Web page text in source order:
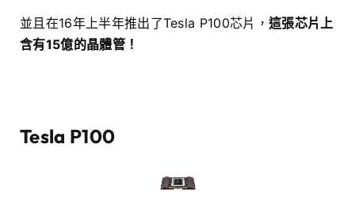
並且在16年上半年推出了Tesla P100芯片， 這張芯片上
含有15億的晶體管！
Tesla P100